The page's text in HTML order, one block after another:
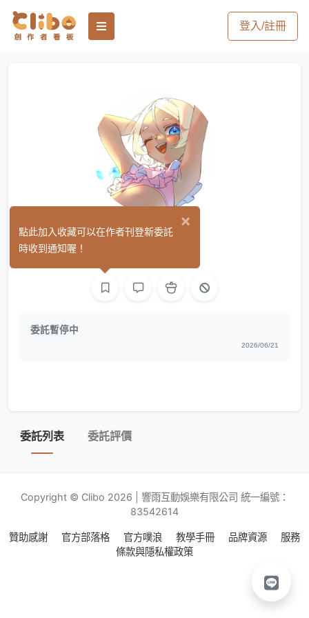
登入/註冊
半角星
委託暫停中
2026/06/21
委託列表 委託評價
Copyright © Clibo 2026 | 響雨互動娛樂有限公司 統一編號：
83542614
贊助感謝 官方部落格 官方噗浪 教學手冊 品牌資源
服務
條款與隱私權政策
×
點此加入收藏可以在作者刊登新委託
時收到通知喔！